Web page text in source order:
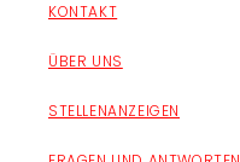
KONTAKT
ÜBER UNS
STELLENANZEIGEN